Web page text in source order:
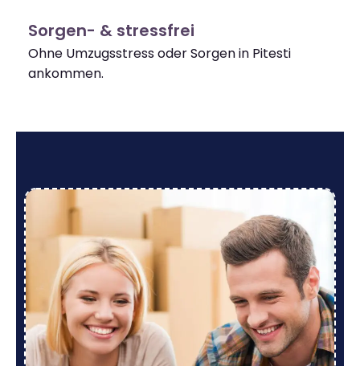
Sorgen- & stressfrei
Ohne Umzugsstress oder Sorgen in Pitesti
ankommen.